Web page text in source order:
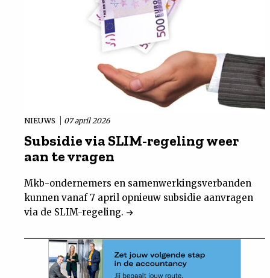
NIEUWS 07 april 2026
Subsidie via SLIM-regeling weer
aan te vragen
Mkb-ondernemers en samenwerkingsverbanden
kunnen vanaf 7 april opnieuw subsidie aanvragen
via de SLIM-regeling.